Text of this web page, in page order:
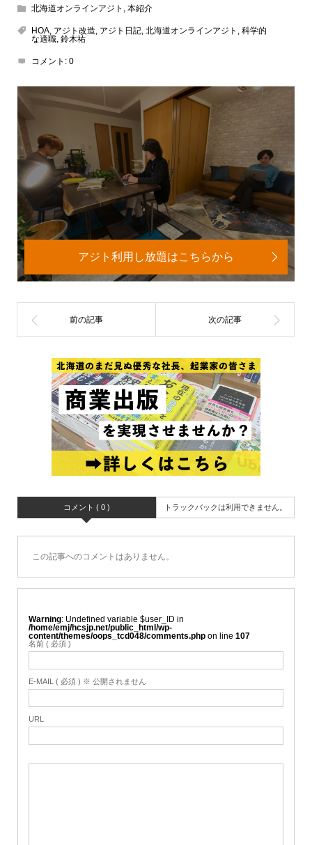
北海道オンラインアジト 本紹介
HOA, アジト改造 アジト日記, 北海道オンラインアジト
科学的
な適職, 鈴木祐
コメント: 0
アジト利用し放題はこちらから
コメント ( 0 ) トラックバックは利用できません。
この記事へのコメントはありません。
Warning : Undefined variable $user_ID in
/home/emj/hcsjp.net/public_html/wp-
content/themes/oops_tcd048/comments.phpon line 107
名前 ( 必須 )
E-MAIL ( 必須 ) ※ 公開されません
URL